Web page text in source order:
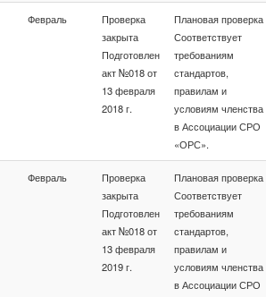
Февраль
Проверка
закрыта
Подготовлен
акт №018 от
13 февраля
2018 г.
Плановая проверка
Соответствует
требованиям
стандартов,
правилам и
условиям членства
в Ассоциации СРО
«ОРС».
Февраль
Проверка
закрыта
Подготовлен
акт №018 от
13 февраля
2019 г.
Плановая проверка
Соответствует
требованиям
стандартов,
правилам и
условиям членства
в Ассоциации СРО